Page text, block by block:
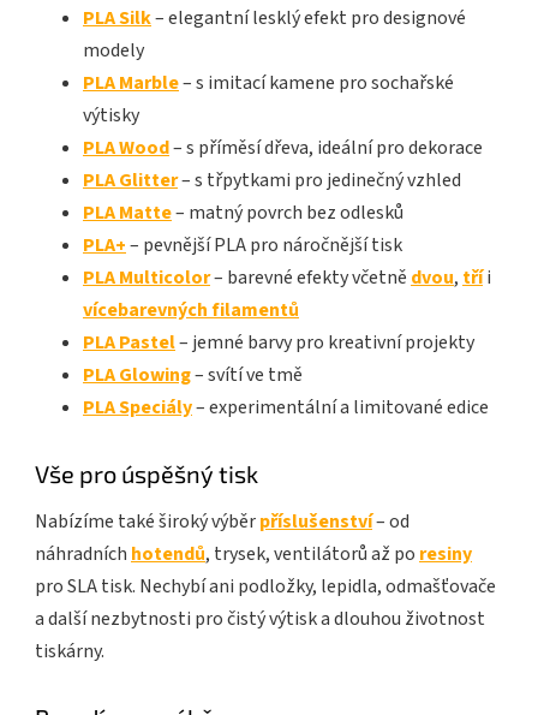
PLA Silk– elegantní lesklý efekt pro designové
modely
PLA Marble– s imitací kamene pro sochařské
výtisky
PLA Wood– s příměsí dřeva, ideální pro dekorace
PLA Glitter– s třpytkami pro jedinečný vzhled
PLA Matte– matný povrch bez odlesků
PLA+– pevnější PLA pro náročnější tisk
PLA Multicolor– barevné efekty včetně dvou, tříi
vícebarevných filamentů
PLA Pastel– jemné barvy pro kreativní projekty
PLA Glowing– svítí ve tmě
PLA Speciály– experimentální a limitované edice
Vše pro úspěšný tisk
Nabízíme také široký výběrpříslušenství– od
náhradníchhotendů, trysek, ventilátorů až poresiny
pro SLA tisk. Nechybí ani podložky, lepidla, odmašťovače
a další nezbytnosti pro čistý výtisk a dlouhou životnost
tiskárny.